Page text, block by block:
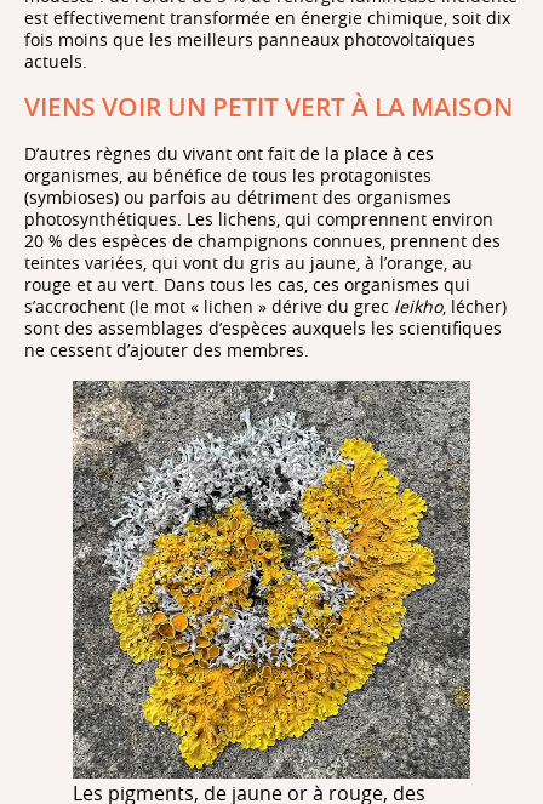
est effectivement transformée en énergie chimique, soit dix
fois moins que les meilleurs panneaux photovoltaïques
actuels.
VIENS VOIR UN PETIT VERT À LA MAISON
D’autres règnes du vivant ont fait de la place à ces
organismes, au bénéfice de tous les protagonistes
(symbioses) ou parfois au détriment des organismes
photosynthétiques. Les lichens, qui comprennent environ
20 % des espèces de champignons connues, prennent des
teintes variées, qui vont du gris au jaune, à l’orange, au
rouge et au vert. Dans tous les cas, ces organismes qui
s’accrochent (le mot « lichen » dérive du grec leikho, lécher)
sont des assemblages d’espèces auxquels les scientifiques
ne cessent d’ajouter des membres.
Les pigments, de jaune or à rouge, des